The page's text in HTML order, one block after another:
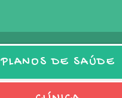
PLANOS DE SAÚDE